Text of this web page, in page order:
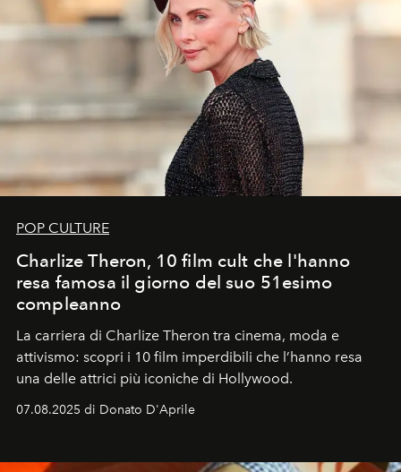
POP CULTURE
Charlize Theron, 10 film cult che l'hanno
resa famosa il giorno del suo 51esimo
compleanno
La carriera di Charlize Theron tra cinema, moda e
attivismo: scopri i 10 film imperdibili che l’hanno resa
una delle attrici più iconiche di Hollywood.
07.08.2025 di Donato D'Aprile